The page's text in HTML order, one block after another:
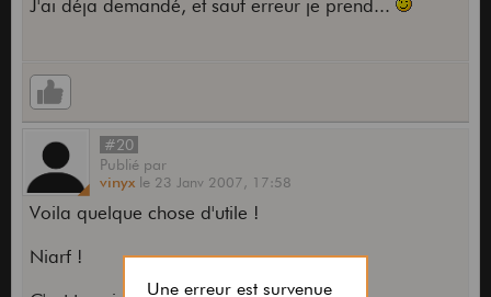
J'ai déja demandé, et sauf erreur je prend...
#20
Publié par
vinyx le 23 Janv 2007, 17:58
Voila quelque chose d'utile !
Niarf !